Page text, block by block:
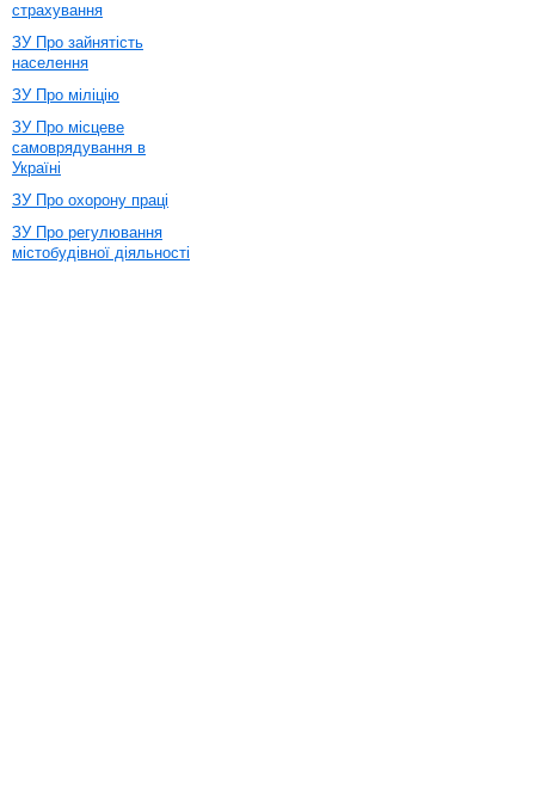
страхування
ЗУ Про зайнятість
населення
ЗУ Про міліцію
ЗУ Про місцеве
самоврядування в
Україні
ЗУ Про охорону праці
ЗУ Про регулювання
містобудівної діяльності